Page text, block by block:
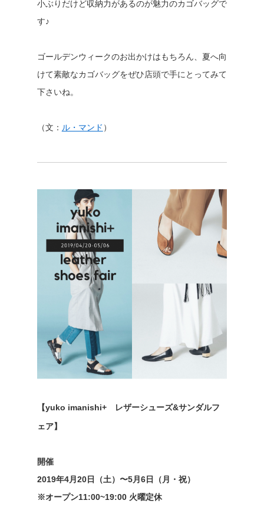
小ぶりだけど収納力があるのが魅力のカゴバッグで
す♪
ゴールデンウィークのお出かけはもちろん、夏へ向
けて素敵なカゴバッグをぜひ店頭で手にとってみて
下さいね。
（文： ル・マンド ）
【yuko imanishi+ レザーシューズ&サンダルフ
ェア】
開催
2019年4月20日（土）〜5月6日（月・祝）
※オープン11:00~19:00 火曜定休